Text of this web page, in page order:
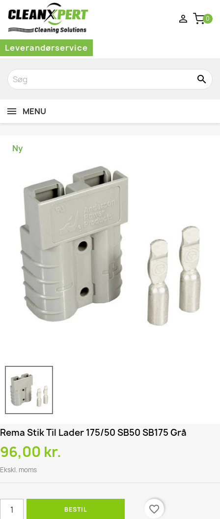
0

Leverandørservice
search
MENU
Ny
Rema Stik Til Lader 175/50 SB50 SB175 Grå
96,00 kr.
Ekskl. moms
BESTIL favorite_border